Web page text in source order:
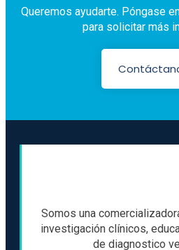
Queremos ayudarte. Póngase
para solicitar más
Somos una
investigación clínicos,
de diagnostico